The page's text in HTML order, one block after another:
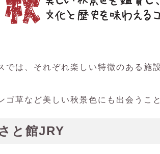
では、それぞれ楽しい特徴のある施
ゴ草など美しい秋景色にも出会うこ
と館JRY